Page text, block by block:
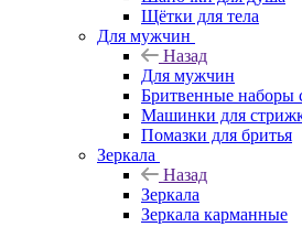
Щётки для тела
Для мужчин
Назад
Для мужчин
Бритвенные наборы
Машинки для
Помазки для бритья
Зеркала
Назад
Зеркала
Зеркала карманные